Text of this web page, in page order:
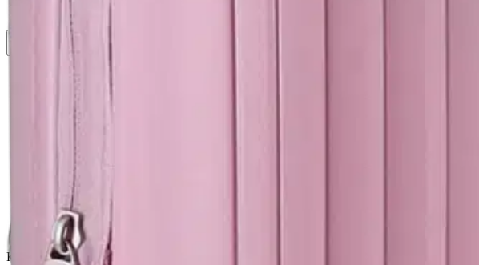
Asiakasomistaja-alennus
Avaa kuva suurempana
Avaa kuva suurempana
Avaa kuva suurempana
Avaa kuva suurempana
Karusellin nuolipainikkeet